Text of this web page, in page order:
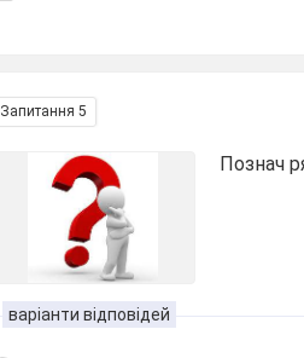
Запитання 5
Познач
варіанти відповідей